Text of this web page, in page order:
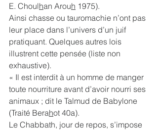
E. Choulhan Arouh 1975).
Ainsi chasse ou tauromachie n’ont pas
leur place dans l’univers d’un juif
pratiquant. Quelques autres lois
illustrent cette pensée (liste non
exhaustive).
« Il est interdit à un homme de manger
toute nourriture avant d’avoir nourri ses
animaux ; dit le Talmud de Babylone
(Traité Berahot 40a).
Le Chabbath, jour de repos, s’impose